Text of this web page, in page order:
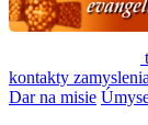
kontakty zamyslenia
Dar na misie